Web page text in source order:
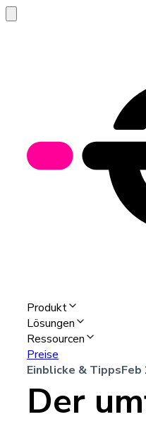
Produkt
Lösungen
Ressourcen
Preise
Einblicke & TippsFeb
Der